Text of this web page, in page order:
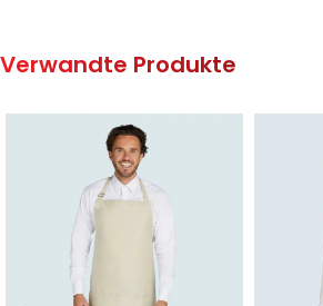
Verwandte Produkte